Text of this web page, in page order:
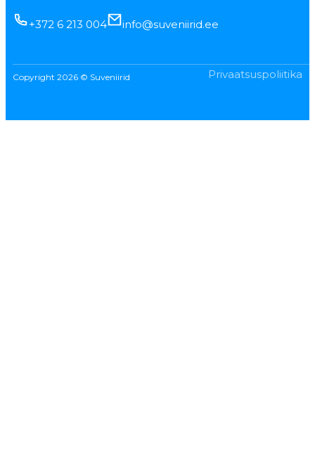
+372 6 213 004 info@suveniirid.ee
Copyright 2026 © Suveniirid Privaatsuspoliitika